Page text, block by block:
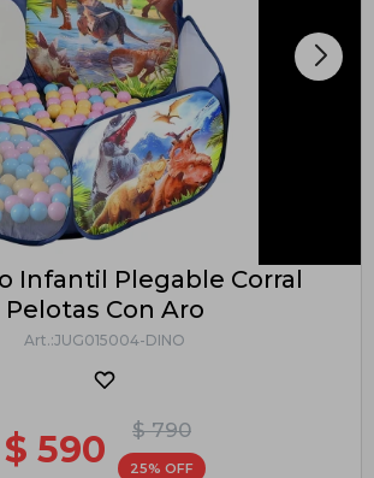
Infantil Plegable Corral
Pelotas Con Aro
JUG015004-DINO
$ 790
$ 590 25